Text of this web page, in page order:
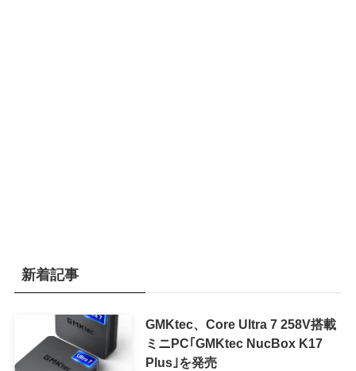
新着記事
GMKtec、Core Ultra 7 258V搭載
ミニPC｢GMKtec NucBox K17
Plus｣を発売